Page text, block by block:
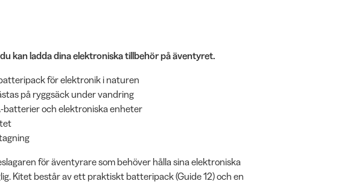
kan ladda dina elektroniska tillbehör på äventyret.
för elektronik i naturen
på ryggsäck under vandring
batterier och elektroniska enheter
för äventyrare som behöver hålla sina elektroniska
Kitet består av ett praktiskt batteripack (Guide 12) och en